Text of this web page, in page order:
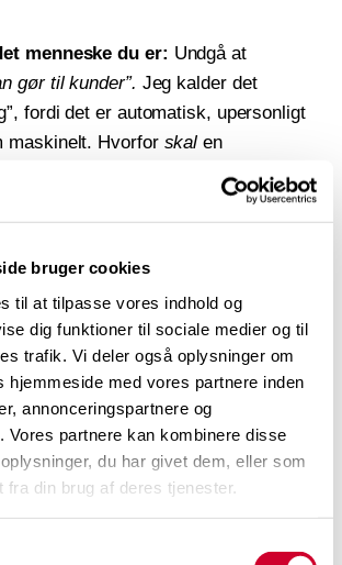
bruger cookies
til at tilpasse vores indhold og
dig funktioner til sociale medier og til
trafik. Vi deler også oplysninger om
hjemmeside med vores partnere inden
annonceringspartnere og
Vores partnere kan kombinere disse
du har givet dem, eller som
fra din brug af deres tjenester.
menneske du er: Undgå at
gør til kunder”. Jeg kalder det
fordi det er automatisk, upersonligt
maskinelt. Hvorfor skal en
er vedhæftet denne
at oplysningerne på
er korrekte, og kontakt os med
der er fejl.
vores salgs- og